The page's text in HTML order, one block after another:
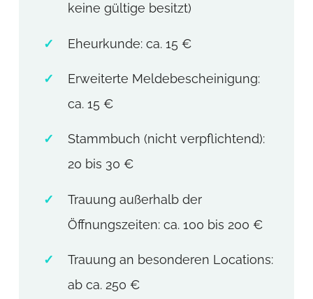
keine gültige besitzt)
Eheurkunde: ca. 15 €
Erweiterte Meldebescheinigung:
ca. 15 €
Stammbuch (nicht verpflichtend):
20 bis 30 €
Trauung außerhalb der
Öffnungszeiten: ca. 100 bis 200 €
Trauung an besonderen Locations:
ab ca. 250 €